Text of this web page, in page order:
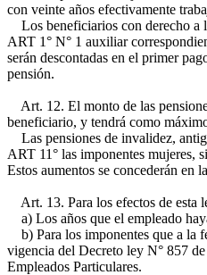
con veinte años efectivamente
Los beneficiarios con derecho a
ART 1° N° 1 auxiliar
serán descontadas en el primer
pensión.
Art. 12. El monto de las
beneficiario, y tendrá como
Las pensiones de invalidez,
ART 11° las imponentes mujeres,
Estos aumentos se concederán en
Art. 13. Para los efectos de esta
a) Los años que el empleado
b) Para los imponentes que a la
vigencia del Decreto ley N° 857
Empleados Particulares.